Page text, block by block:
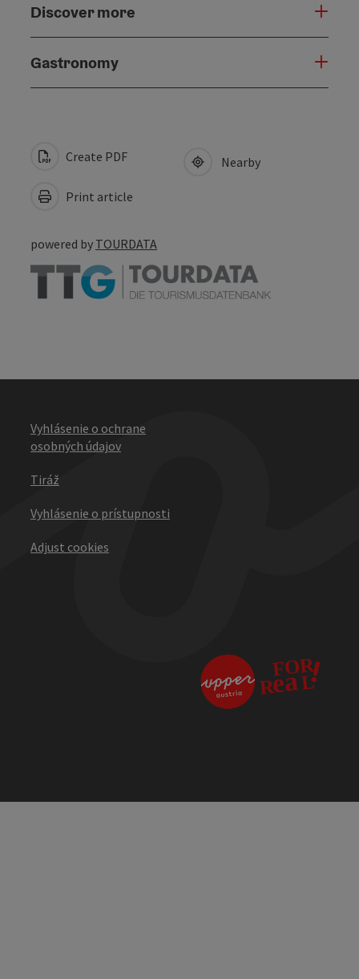
Discover more
Gastronomy
Create PDF
Print article
Nearby
powered by TOURDATA
Vyhlásenie o ochrane
osobných údajov
Tiráž
Vyhlásenie o prístupnosti
Adjust cookies